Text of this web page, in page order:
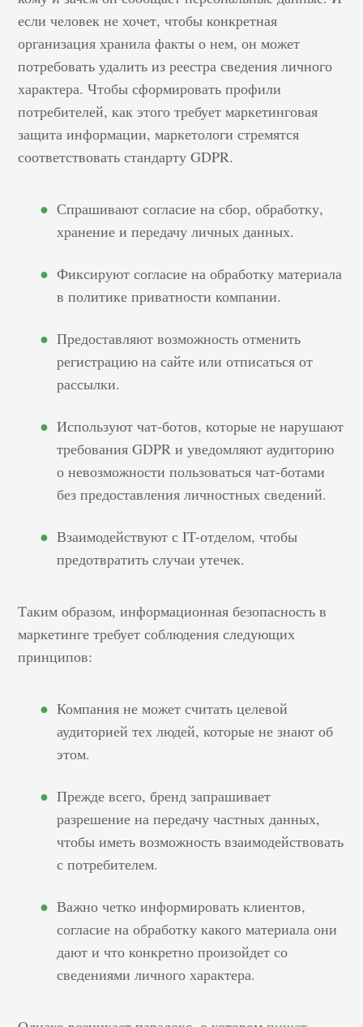
если человек не хочет, чтобы конкретная
организация хранила факты о нем, он может
потребовать удалить из реестра сведения личного
характера. Чтобы сформировать профили
потребителей, как этого требует маркетинговая
защита информации, маркетологи стремятся
соответствовать стандарту GDPR.
Спрашивают согласие на сбор, обработку,
хранение и передачу личных данных.
Фиксируют согласие на обработку материала
в политике приватности компании.
Предоставляют возможность отменить
регистрацию на сайте или отписаться от
рассылки.
Используют чат-ботов, которые не нарушают
требования GDPR и уведомляют аудиторию
о невозможности пользоваться чат-ботами
без предоставления личностных сведений.
Взаимодействуют с IT-отделом, чтобы
предотвратить случаи утечек.
Таким образом, информационная безопасность в
маркетинге требует соблюдения следующих
принципов:
Компания не может считать целевой
аудиторией тех людей, которые не знают об
этом.
Прежде всего, бренд запрашивает
разрешение на передачу частных данных,
чтобы иметь возможность взаимодействовать
с потребителем.
Важно четко информировать клиентов,
согласие на обработку какого материала они
дают и что конкретно произойдет со
сведениями личного характера.